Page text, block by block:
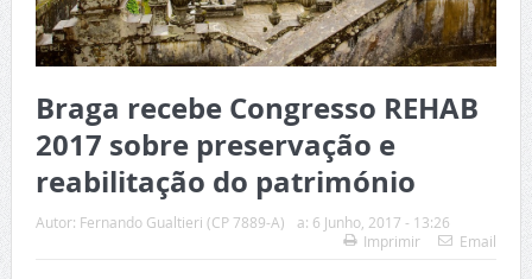
Braga recebe Congresso REHAB
2017 sobre preservação e
reabilitação do património
Autor: Fernando Gualtieri (CP 7889-A) a: 6 Junho, 2017 - 13:26
Imprimir
Email